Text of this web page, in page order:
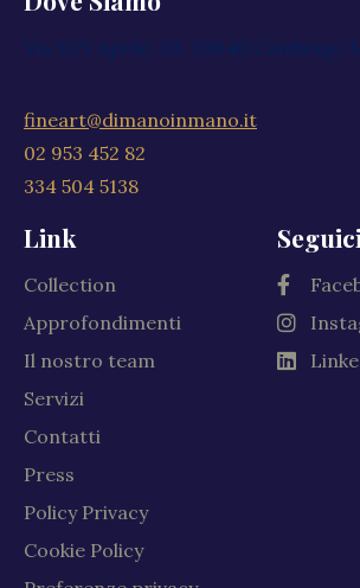
Via XXV Aprile, 59, 20040 Cambiago
fineart@dimanoinmano.it
02 953 452 82
334 504 5138
Link
Collection
Approfondimenti
Il nostro team
Servizi
Contatti
Press
Policy Privacy
Cookie Policy
Seguici